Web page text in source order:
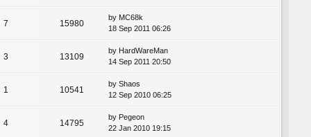
7 15980
by MC68k
18 Sep 2011 06:26
3 13109
by HardWareMan
14 Sep 2011 20:50
1 10541
by Shaos
12 Sep 2010 06:25
4 14795
by Pegeon
22 Jan 2010 19:15